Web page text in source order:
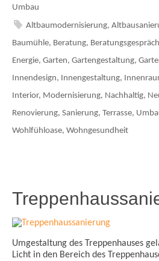
Umbau
Altbaumodernisierung,
Baumühle, Beratung, Beratungsgespräch
Energie, Garten, Gartengestaltung,
Innendesign, Innengestaltung,
Interior, Modernisierung, Nachhaltig,
Renovierung, Sanierung, Terrasse,
Wohlfühloase, Wohngesundheit
Umgestaltung des Treppenhauses
Licht in den Bereich des